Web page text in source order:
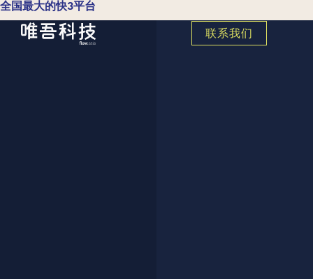
全国最大的快3平台
联系我们